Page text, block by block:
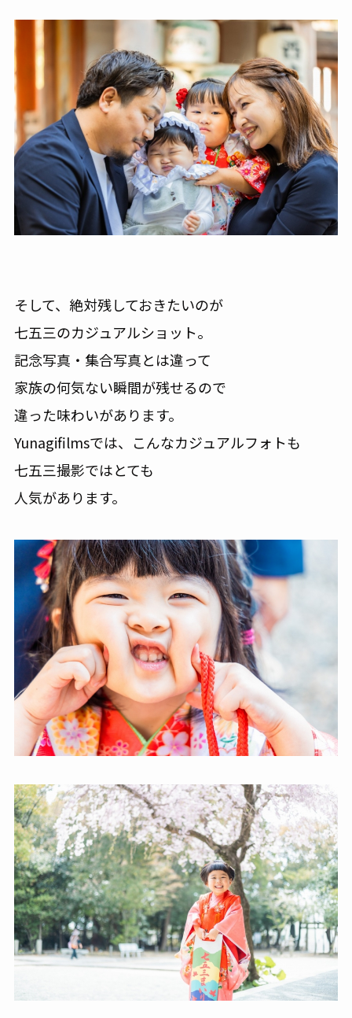
そして、絶対残しておきたいのが
七五三のカジュアルショット。
記念写真・集合写真とは違って
家族の何気ない瞬間が残せるので
違った味わいがあります。
Yunagifilmsでは、こんなカジュアルフォトも
七五三撮影ではとても
人気があります。